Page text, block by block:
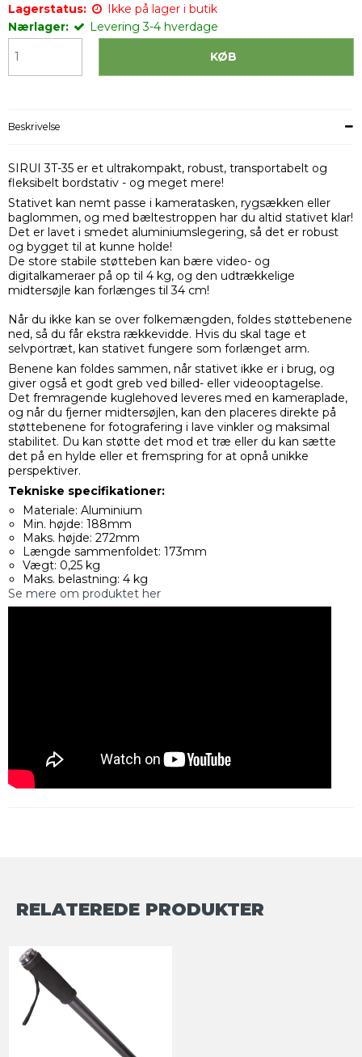
Lagerstatus:
Ikke på lager i butik
Nærlager:
Levering 3-4 hverdage
KØB
Beskrivelse
SIRUI 3T-35 er et ultrakompakt, robust, transportabelt og
fleksibelt bordstativ - og meget mere!
Stativet kan nemt passe i kameratasken, rygsækken eller
baglommen, og med bæltestroppen har du altid stativet klar!
Det er lavet i smedet aluminiumslegering, så det er robust
og bygget til at kunne holde!
De store stabile støtteben kan bære video- og
digitalkameraer på op til 4 kg, og den udtrækkelige
midtersøjle kan forlænges til 34 cm!
Når du ikke kan se over folkemængden, foldes støttebenene
ned, så du får ekstra rækkevidde. Hvis du skal tage et
selvportræt, kan stativet fungere som forlænget arm.
Benene kan foldes sammen, når stativet ikke er i brug, og
giver også et godt greb ved billed- eller videooptagelse.
Det fremragende kuglehoved leveres med en kameraplade,
og når du fjerner midtersøjlen, kan den placeres direkte på
støttebenene for fotografering i lave vinkler og maksimal
stabilitet. Du kan støtte det mod et træ eller du kan sætte
det på en hylde eller et fremspring for at opnå unikke
perspektiver.
Tekniske specifikationer:
Materiale: Aluminium
Min. højde: 188mm
Maks. højde: 272mm
Længde sammenfoldet: 173mm
Vægt: 0,25 kg
Maks. belastning: 4 kg
Se mere om produktet her
RELATEREDE PRODUKTER